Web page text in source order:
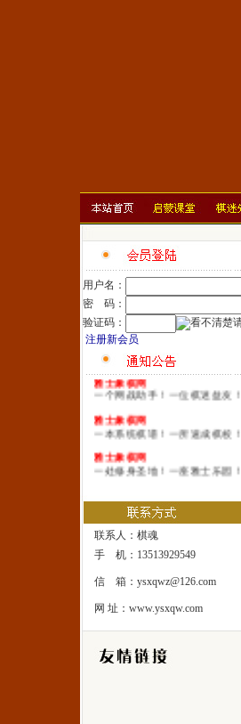
用户名：
密 码：
验证码：
注册新会员
雅士象棋网
一个网战助手！一位棋迷益友！
雅士象棋网
一本系统棋谱！一所速成棋校！
雅士象棋网
一处修身圣地！一座雅士乐园！
联系人：棋魂
手 机：13513929549
信 箱：ysxqwz@126.com
网 址：www.ysxqw.com